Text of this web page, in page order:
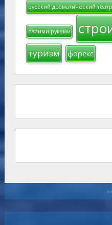
русский драматический
своими руками
туризм форекс